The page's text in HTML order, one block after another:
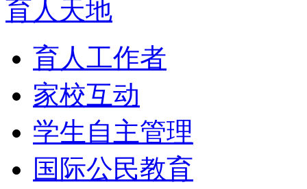
育人天地
育人工作者
家校互动
学生自主管理
国际公民教育